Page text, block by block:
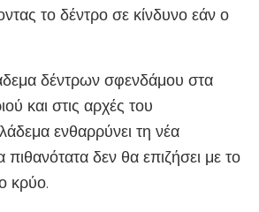
το δέντρο σε κίνδυνο εάν ο
δέντρων σφενδάμου στα
και στις αρχές του
ενθαρρύνει τη νέα
δεν θα επιζήσει με το
κρύο.